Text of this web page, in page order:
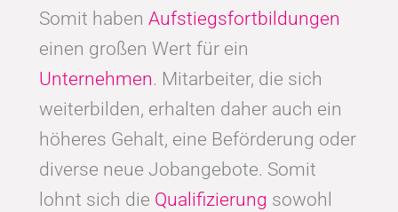
Somit haben Aufstiegsfortbildungen
einen großen Wert für ein
Unternehmen. Mitarbeiter, die sich
weiterbilden, erhalten daher auch ein
höheres Gehalt, eine Beförderung oder
diverse neue Jobangebote. Somit
lohnt sich die Qualifizierung sowohl